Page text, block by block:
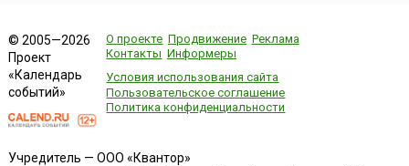
© 2005—2026
Проект
«Календарь
событий»
О проекте Продвижение Реклама
Контакты Информеры
Условия использования сайта
Пользовательское соглашение
Политика конфиденциальности
Учредитель — ООО «Квантор»